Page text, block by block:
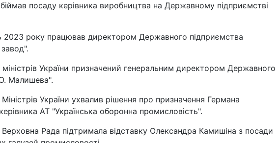
посаду керівника виробництва на Державному підприємстві
2023 року працював директором Державного підприємства
України призначений генеральним директором Державного
Малишева".
України ухвалив рішення про призначення Германа
АТ "Українська оборонна промисловість".
Рада підтримала відставку Олександра Камишіна з посади